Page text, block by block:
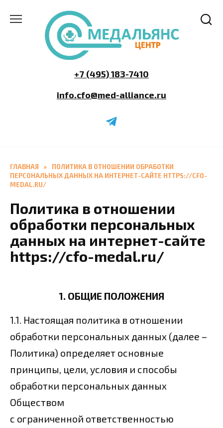
содержанию
+7 (495) 183-7410
info.cfo@med-alliance.ru
ГЛАВНАЯ »
ПОЛИТИКА В ОТНОШЕНИИ ОБРАБОТКИ
ПЕРСОНАЛЬНЫХ ДАННЫХ НА ИНТЕРНЕТ-САЙТЕ HTTPS://CFO-
MEDAL.RU/
Политика в отношении
обработки персональных
данных на интернет-сайте
https://cfo-medal.ru/
1. ОБЩИЕ ПОЛОЖЕНИЯ
1.1. Настоящая политика в отношении
обработки персональных данных (далее –
Политика) определяет основные
принципы, цели, условия и способы
обработки персональных данных
Обществом
с ограниченной ответственностью